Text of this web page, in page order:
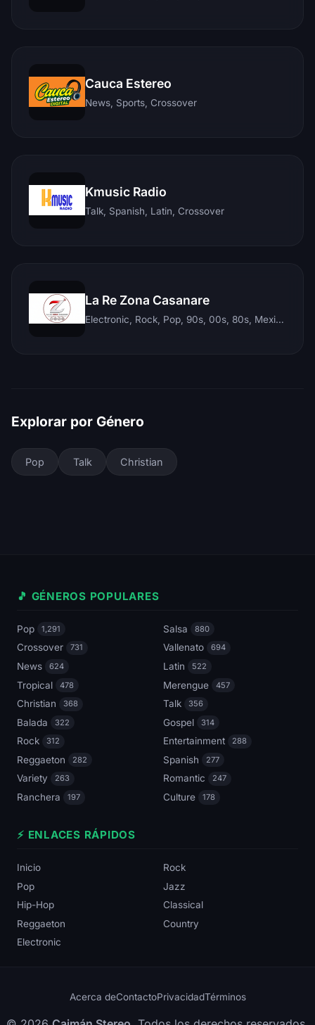
Cauca Estereo
News, Sports, Crossover
Kmusic Radio
Talk, Spanish, Latin, Crossover
La Re Zona Casanare
Electronic, Rock, Pop, 90s, 00s, 80s, Mexican, Ranchera, Reggaeton, Instrumental, Salsa, Merengue, Tropical, Romantic, Vallenato, Llanera
Explorar por Género
Pop Talk Christian
🎵 GÉNEROS POPULARES
Pop 1,291 Salsa 880
Crossover 731 Vallenato 694
News 624 Latin 522
Tropical 478 Merengue 457
Christian 368 Talk 356
Balada 322 Gospel 314
Rock 312 Entertainment 288
Reggaeton 282 Spanish 277
Variety 263 Romantic 247
Ranchera 197 Culture 178
⚡ ENLACES RÁPIDOS
Inicio
Rock
Pop
Jazz
Hip-Hop
Classical
Reggaeton
Country
Electronic
Acerca deContactoPrivacidadTérminos